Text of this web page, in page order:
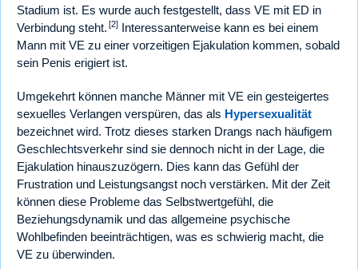
Stadium ist. Es wurde auch festgestellt, dass VE mit ED in
Verbindung steht. [2] Interessanterweise kann es bei einem
Mann mit VE zu einer vorzeitigen Ejakulation kommen, sobald
sein Penis erigiert ist.
Umgekehrt können manche Männer mit VE ein gesteigertes
sexuelles Verlangen verspüren, das als Hypersexualität
bezeichnet wird. Trotz dieses starken Drangs nach häufigem
Geschlechtsverkehr sind sie dennoch nicht in der Lage, die
Ejakulation hinauszuzögern. Dies kann das Gefühl der
Frustration und Leistungsangst noch verstärken. Mit der Zeit
können diese Probleme das Selbstwertgefühl, die
Beziehungsdynamik und das allgemeine psychische
Wohlbefinden beeinträchtigen, was es schwierig macht, die
VE zu überwinden.